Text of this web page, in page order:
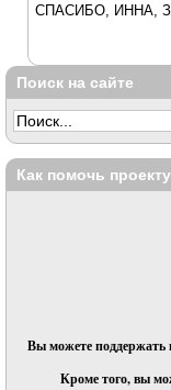
СПАСИБО, ИННА,
Поиск на сайте
Как помочь
Вы можете поддержать
Кроме того, вы